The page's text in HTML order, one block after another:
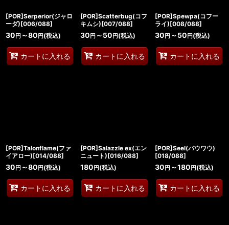
[POR]Serperior(ジャロ
ーダ)[006/088]
30 円 ～80 円 (税込)
カートに入れる
[POR]Scatterbug(コフ
キムシ)[007/088]
30 円～50 円(税込)
カートに入れる
[POR]Spewpa(コフー
ライ)[008/088]
30 円～50 円(税込)
カートに入れる
[POR]Talonflame(ファ
イアロー)[014/088]
30 円 ～80 円 (税込)
カートに入れる
[POR]Salazzle ex(エン
ニュート)[016/088]
180 円(税込)
カートに入れる
[POR]Seel(パウワウ)
[018/088]
30 円～180 円(税込)
カートに入れる